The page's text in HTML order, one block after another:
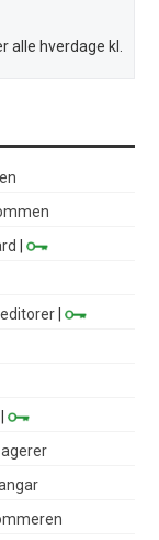
alle hverdage kl.
|
|
|